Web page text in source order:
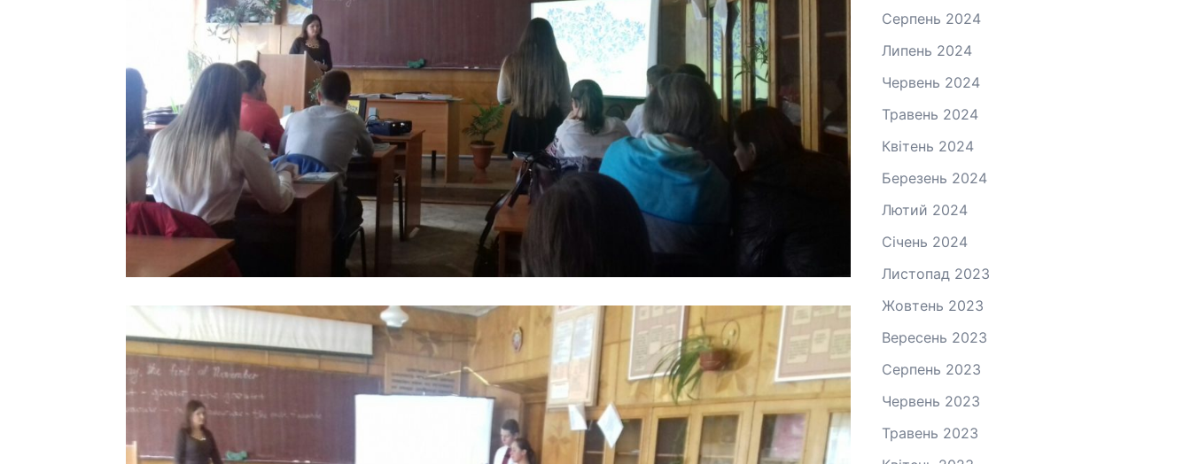
Серпень 2024
Липень 2024
Червень 2024
Травень 2024
Квітень 2024
Березень 2024
Лютий 2024
Січень 2024
Листопад 2023
Жовтень 2023
Вересень 2023
Серпень 2023
Червень 2023
Травень 2023